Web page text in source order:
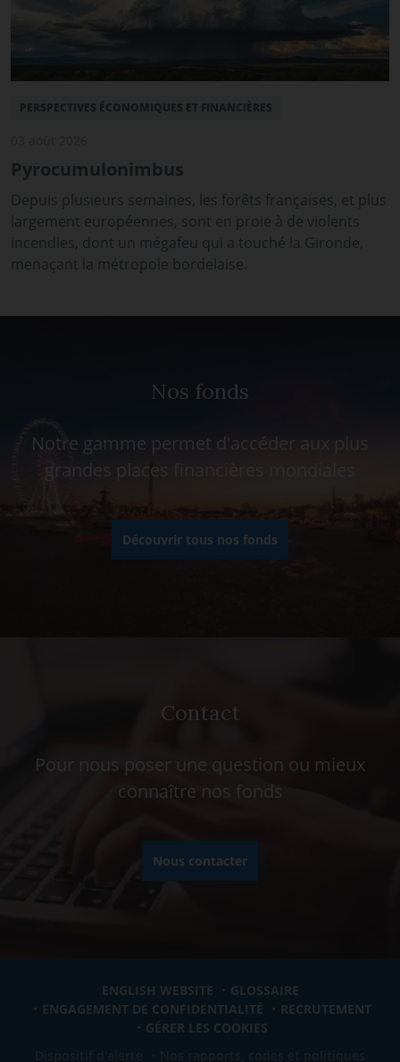
PERSPECTIVES ÉCONOMIQUES ET FINANCIÈRES
Pyrocumulonimbus
Depuis plusieurs semaines, les forêts françaises, et plus
largement européennes, sont en proie à de violents
incendies, dont un mégafeu qui a touché la Gironde,
menaçant la métropole bordelaise.
Nos fonds
Notre gamme permet d'accéder aux plus
grandes places financières mondiales
Découvrir tous nos fonds
Contact
Pour nous poser une question ou mieux
connaître nos fonds
Nous contacter
ENGLISH WEBSITE
GLOSSAIRE
ENGAGEMENT DE CONFIDENTIALITÉ
RECRUTEMENT
GÉRER LES COOKIES